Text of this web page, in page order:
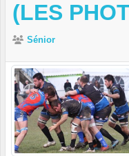
(LES
Sénior